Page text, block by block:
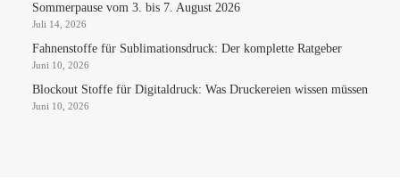
Sommerpause vom 3. bis 7. August 2026
Juli 14, 2026
Fahnenstoffe für Sublimationsdruck: Der komplette Ratgeber
Juni 10, 2026
Blockout Stoffe für Digitaldruck: Was Druckereien wissen müssen
Juni 10, 2026